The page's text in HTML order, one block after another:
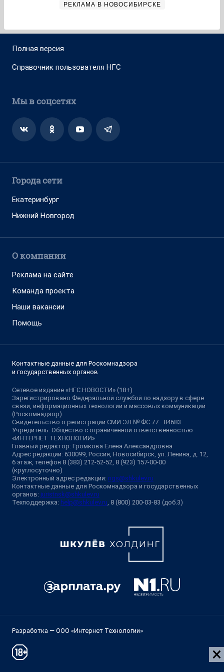
РЕКЛАМА В НОВОСИБИРСКЕ
Полная версия
Справочник пользователя НГС
Мы в соцсетях
Города сети
Екатеринбург
Нижний Новгород
О компании
Реклама на сайте
Команда проекта
Наши вакансии
Помощь
Контактные данные для Роскомнадзора
и государственных органов
Сетевое издание «НГС.НОВОСТИ» (18+)
Зарегистрировано Федеральной службой по надзору в сфере
связи, информационных технологий и массовых коммуникаций
(Роскомнадзор)
Свидетельство о регистрации СМИ ЭЛ № ФС 77—84683
Учредитель: Общество с ограниченной ответственностью
«ИНТЕРНЕТ ТЕХНОЛОГИИ»
Главный редактор: Громкова Елена Александровна
Адрес редакции: 630099, Россия, Новосибирск, ул. Ленина, д. 12,
6 этаж, телефон 8 (383) 212-52-52, 8 (923) 157-00-00
(круглосуточно)
Электронный адрес редакции: ngs@shkulev.ru
Контактные данные для Роскомнадзора и государственных
органов: juristnsk@shkulev.ru
Техподдержка: help@shkulev.ru , 8 (800) 200-03-83 (доб.3)
Разработка — ООО «Интернет Технологии»